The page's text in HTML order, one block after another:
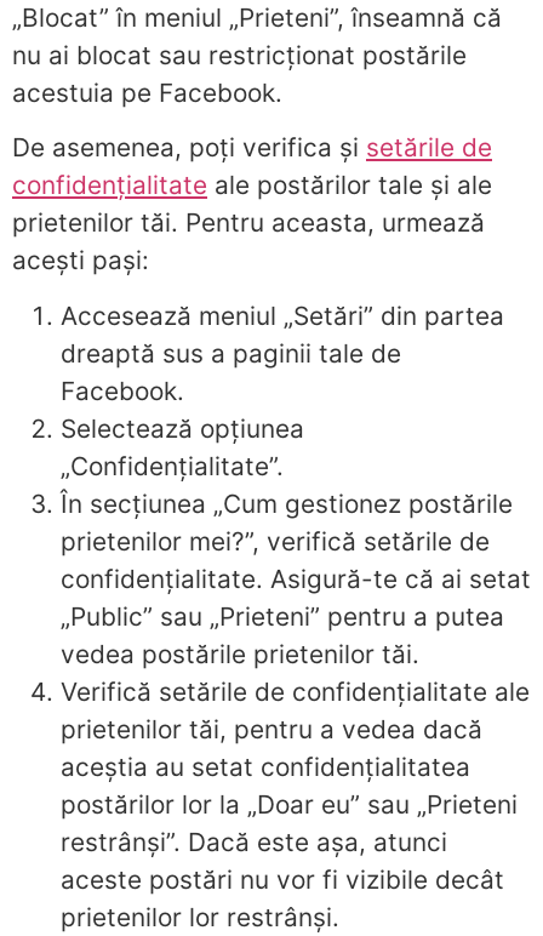
„Blocat” în meniul „Prieteni”, înseamnă că
nu ai blocat sau restricționat postările
acestuia pe Facebook.
De asemenea, poți verifica și setările de
confidențialitate ale postărilor tale și ale
prietenilor tăi. Pentru aceasta, urmează
acești pași:
Accesează meniul „Setări” din partea
dreaptă sus a paginii tale de
Facebook.
Selectează opțiunea
„Confidențialitate”.
În secțiunea „Cum gestionez postările
prietenilor mei?”, verifică setările de
confidențialitate. Asigură-te că ai setat
„Public” sau „Prieteni” pentru a putea
vedea postările prietenilor tăi.
Verifică setările de confidențialitate ale
prietenilor tăi, pentru a vedea dacă
aceștia au setat confidențialitatea
postărilor lor la „Doar eu” sau „Prieteni
restrânși”. Dacă este așa, atunci
aceste postări nu vor fi vizibile decât
prietenilor lor restrânși.